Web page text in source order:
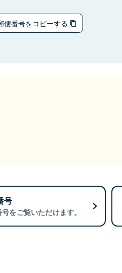
便番号をコピーする
号
をご覧いただけます。